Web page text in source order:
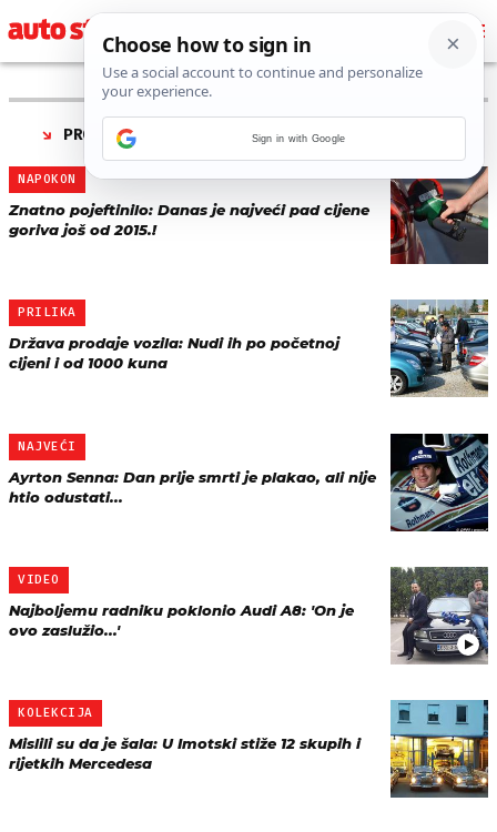
PRONAĐENO 51 REZULTATA ZA AUTORA “
NAPOKON
Znatno pojeftinilo: Danas je najveći pad cijene
goriva još od 2015.!
PRILIKA
Država prodaje vozila: Nudi ih po početnoj
cijeni i od 1000 kuna
NAJVEĆI
Ayrton Senna: Dan prije smrti je plakao, ali nije
htio odustati...
VIDEO
Najboljemu radniku poklonio Audi A8: 'On je
ovo zaslužio...'
KOLEKCIJA
Mislili su da je šala: U Imotski stiže 12 skupih i
rijetkih Mercedesa
Sign in with Google